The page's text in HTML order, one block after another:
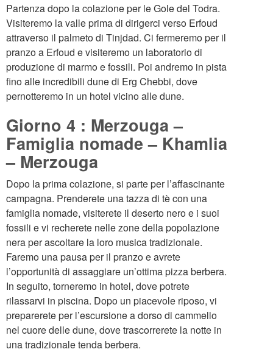
Partenza dopo la colazione per le Gole del Todra.
Visiteremo la valle prima di dirigerci verso Erfoud
attraverso il palmeto di Tinjdad. Ci fermeremo per il
pranzo a Erfoud e visiteremo un laboratorio di
produzione di marmo e fossili. Poi andremo in pista
fino alle incredibili dune di Erg Chebbi, dove
pernotteremo in un hotel vicino alle dune.
Giorno 4 : Merzouga –
Famiglia nomade – Khamlia
– Merzouga
Dopo la prima colazione, si parte per l’affascinante
campagna. Prenderete una tazza di tè con una
famiglia nomade, visiterete il deserto nero e i suoi
fossili e vi recherete nelle zone della popolazione
nera per ascoltare la loro musica tradizionale.
Faremo una pausa per il pranzo e avrete
l’opportunità di assaggiare un’ottima pizza berbera.
In seguito, torneremo in hotel, dove potrete
rilassarvi in piscina. Dopo un piacevole riposo, vi
preparerete per l’escursione a dorso di cammello
nel cuore delle dune, dove trascorrerete la notte in
una tradizionale tenda berbera.